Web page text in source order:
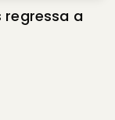
regressa a